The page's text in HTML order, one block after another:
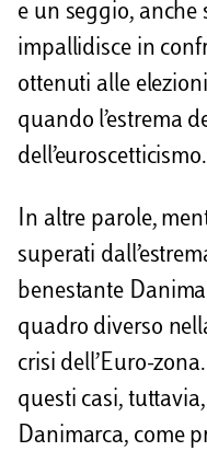
e un seggio, anche
impallidisce in
ottenuti alle
quando l’estrema
dell’euroscetticismo.
In altre parole,
superati
benestante
quadro diverso
crisi dell’Euro-
questi casi,
Danimarca, come